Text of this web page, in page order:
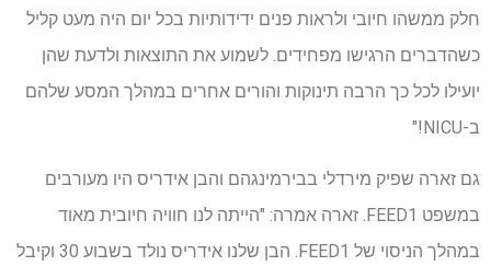
חלק ממשהו חיובי ולראות פנים ידידותיות בכל יום היה מעט קליל
כשהדברים הרגישו מפחידים. לשמוע את התוצאות ולדעת שהן
יועילו לכל כך הרבה תינוקות והורים אחרים במהלך המסע שלהם
ב-NICU!"
גם זארה שפיק מירדלי בבירמינגהם והבן אידריס היו מעורבים
במשפט FEED1. זארה אמרה: "הייתה לנו חוויה חיובית מאוד
במהלך הניסוי של FEED1. הבן שלנו אידריס נולד בשבוע 30 וקיבל